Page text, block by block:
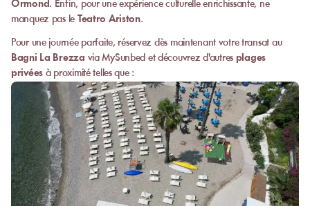
Ormond. Enfin, pour une expérience culturelle enrichissante, ne
manquez pas le Teatro Ariston.
Pour une journée parfaite, réservez dès maintenant votre transat au
Bagni La Brezza via MySunbed et découvrez d'autres plages
privées à proximité telles que :